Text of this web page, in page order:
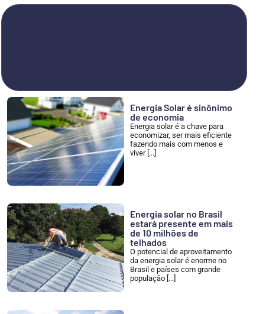
Energia Solar é sinônimo
de economia
Energia solar é a chave para
economizar, ser mais eficiente
fazendo mais com menos e
viver [...]
Energia solar no Brasil
estará presente em mais
de 10 milhões de
telhados
O potencial de aproveitamento
da energia solar é enorme no
Brasil e países com grande
população [...]